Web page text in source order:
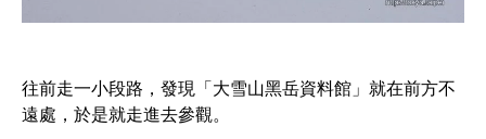
往前走一小段路，發現「大雪山黑岳資料館」就在前方不
遠處，於是就走進去參觀。